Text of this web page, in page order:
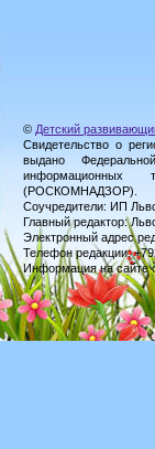
© Детский
Свидетельство о
выдано
информационных
(РОСКОМНАДЗОР).
Соучредители: ИП
Главный редактор:
Электронный адрес
Телефон редакции:
Информация на сайте